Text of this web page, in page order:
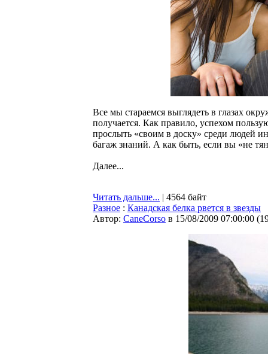
Все мы стараемся выглядеть в глазах
получается. Как правило, успехом
прослыть «своим в доску» среди людей
багаж знаний. А как быть, если вы «не
Далее...
Читать дальше... | 4564 байт
Разное : Канадская белка рвется в звезды
Автор: CaneCorso в 15/08/2009 07:00:00 (